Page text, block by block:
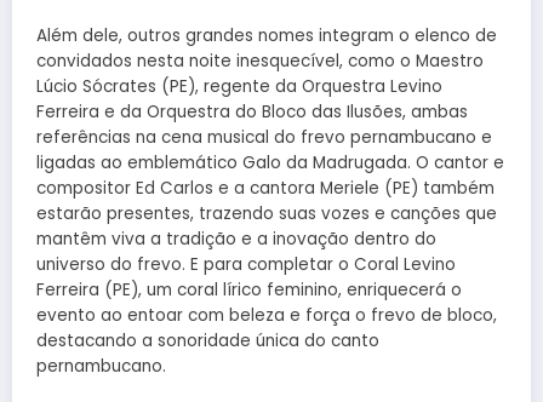
Além dele, outros grandes nomes integram o elenco de
convidados nesta noite inesquecível, como o Maestro
Lúcio Sócrates (PE), regente da Orquestra Levino
Ferreira e da Orquestra do Bloco das Ilusões, ambas
referências na cena musical do frevo pernambucano e
ligadas ao emblemático Galo da Madrugada. O cantor e
compositor Ed Carlos e a cantora Meriele (PE) também
estarão presentes, trazendo suas vozes e canções que
mantêm viva a tradição e a inovação dentro do
universo do frevo. E para completar o Coral Levino
Ferreira (PE), um coral lírico feminino, enriquecerá o
evento ao entoar com beleza e força o frevo de bloco,
destacando a sonoridade única do canto
pernambucano.